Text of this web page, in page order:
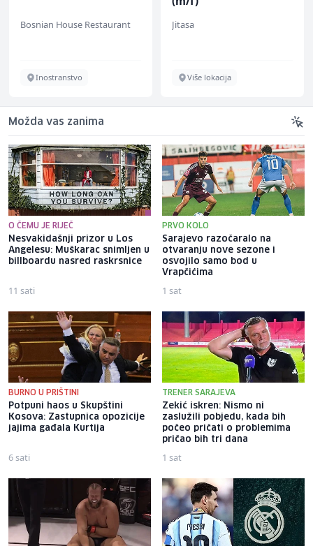
Bosnian House Restaurant
Inostranstvo
Jitasa
Više lokacija
Možda vas zanima
O ČEMU JE RIJEČ
Nesvakidašnji prizor u Los
Angelesu: Muškarac snimljen u
billboardu nasred raskrsnice
11 sati
PRVO KOLO
Sarajevo razočaralo na
otvaranju nove sezone i
osvojilo samo bod u
Vrapčićima
1 sat
BURNO U PRIŠTINI
Potpuni haos u Skupštini
Kosova: Zastupnica opozicije
jajima gađala Kurtija
6 sati
TRENER SARAJEVA
Zekić iskren: Nismo ni
zaslužili pobjedu, kada bih
počeo pričati o problemima
pričao bih tri dana
1 sat